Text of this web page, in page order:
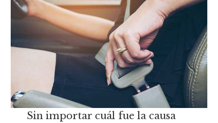
Sin importar cuál fue la causa